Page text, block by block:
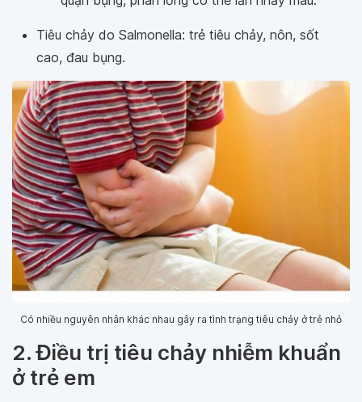
Tiêu chảy do Salmonella: trẻ tiêu chảy, nôn, sốt
cao, đau bụng.
Có nhiều nguyên nhân khác nhau gây ra tình trạng tiêu chảy ở trẻ nhỏ
2. Điều trị tiêu chảy nhiễm khuẩn
ở trẻ em